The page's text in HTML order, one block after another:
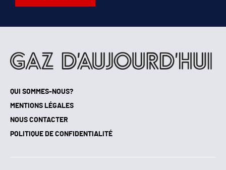
QUI SOMMES-NOUS?
MENTIONS LÉGALES
NOUS CONTACTER
POLITIQUE DE CONFIDENTIALITÉ